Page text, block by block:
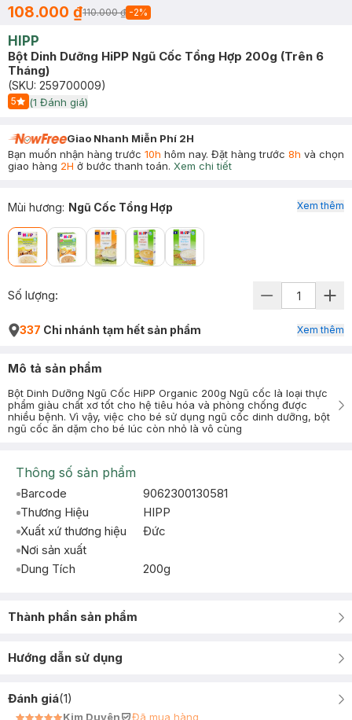
108.000 ₫110.000 ₫ -2%
HIPP
Bột Dinh Dưỡng HiPP Ngũ Cốc Tổng Hợp 200g (Trên 6
Tháng)
(SKU: 259700009)
5
Start Icon
(1 Đánh giá)
Giao Nhanh Miễn Phí 2H
Bạn muốn nhận hàng trước 10h hôm nay. Đặt hàng trước 8h và chọn
giao hàng 2H ở bước thanh toán. Xem chi tiết
Mùi hương: Ngũ Cốc Tổng Hợp Xem thêm
Số lượng:
337 Chi nhánh tạm hết sản phẩm Xem thêm
Mô tả sản phẩm
Bột Dinh Dưỡng Ngũ Cốc HiPP Organic 200g Ngũ cốc là loại thực
phẩm giàu chất xơ tốt cho hệ tiêu hóa và phòng chống được
nhiều bệnh. Vì vậy, việc cho bé sử dụng ngũ cốc dinh dưỡng, bột
ngũ cốc ăn dặm cho bé lúc còn nhỏ là vô cùng
Thông số sản phẩm
Barcode
9062300130581
Thương Hiệu
HIPP
Xuất xứ thương hiệu
Ðức
Nơi sản xuất
Dung Tích
200g
Thành phần sản phẩm
Hướng dẫn sử dụng
Đánh giá(1)
Kim Duyên
Đã mua hàng